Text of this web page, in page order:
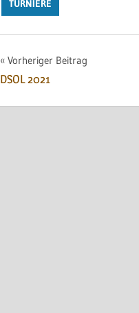
TURNIERE
Vorheriger Beitrag
DSOL 2021